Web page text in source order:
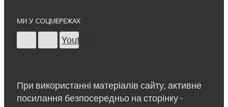
МИ У СОЦМЕРЕЖАХ
Youtube
При використанні матеріалів сайту, активне
посилання безпосередньо на сторінку -